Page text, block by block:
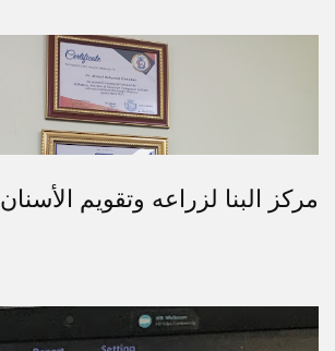
مركز البنا لزراعه وتقويم الأسنان